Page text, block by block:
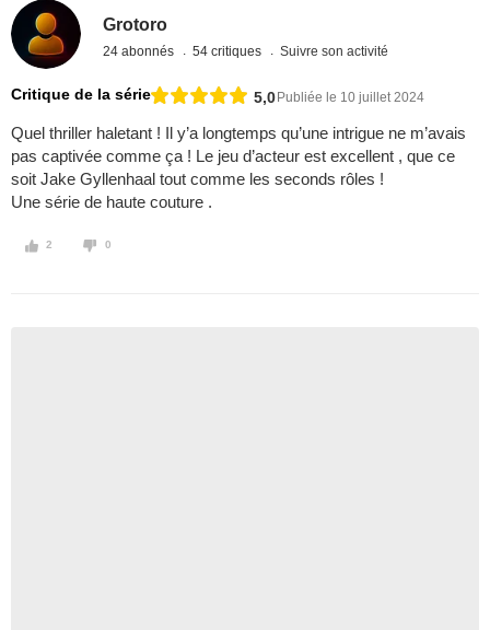
Grotoro
24 abonnés 54 critiques Suivre son activité
Critique de la série 5,0Publiée le 10 juillet 2024
Quel thriller haletant ! Il y’a longtemps qu’une intrigue ne m’avais
pas captivée comme ça ! Le jeu d’acteur est excellent , que ce
soit Jake Gyllenhaal tout comme les seconds rôles !
Une série de haute couture .
2 0